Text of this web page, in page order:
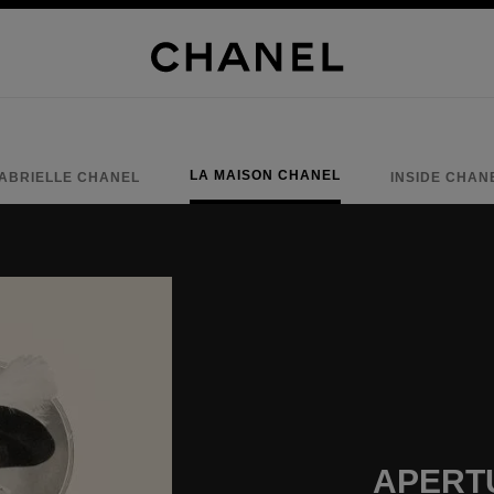
CHANEL LA MAISON CHANEL INSIDE